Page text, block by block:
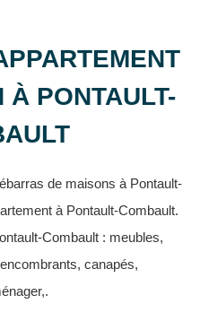
À PONTAULT-
de maisons à Pontault-
à Pontault-Combault.
Combault : meubles,
canapés,